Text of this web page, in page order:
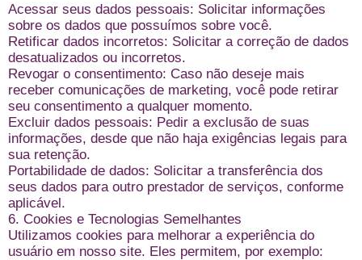
Acessar seus dados pessoais: Solicitar informações
sobre os dados que possuímos sobre você.
Retificar dados incorretos: Solicitar a correção de dados
desatualizados ou incorretos.
Revogar o consentimento: Caso não deseje mais
receber comunicações de marketing, você pode retirar
seu consentimento a qualquer momento.
Excluir dados pessoais: Pedir a exclusão de suas
informações, desde que não haja exigências legais para
sua retenção.
Portabilidade de dados: Solicitar a transferência dos
seus dados para outro prestador de serviços, conforme
aplicável.
6. Cookies e Tecnologias Semelhantes
Utilizamos cookies para melhorar a experiência do
usuário em nosso site. Eles permitem, por exemplo: